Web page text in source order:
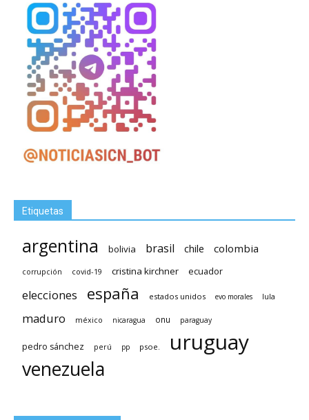
Etiquetas
argentina bolivia brasil chile colombia
corrupción covid-19 cristina kirchner ecuador
elecciones españa estados unidos evo morales lula
maduro méxico nicaragua onu paraguay
pedro sánchez perú pp psoe. uruguay
venezuela